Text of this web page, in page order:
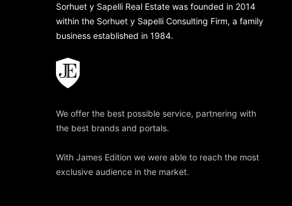
Sorhuet y Sapelli Real Estate was founded in 2014
within the Sorhuet y Sapelli Consulting Firm, a family
business established in 1984.
We offer the best possible service, partnering with
the best brands and portals.
With James Edition we were able to reach the most
exclusive audience in the market.